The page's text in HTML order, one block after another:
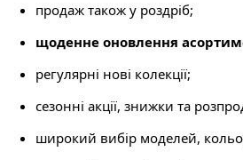
продаж також у роздріб;
щоденне оновлення
регулярні нові колекції;
сезонні акції, знижки та
широкий вибір моделей,